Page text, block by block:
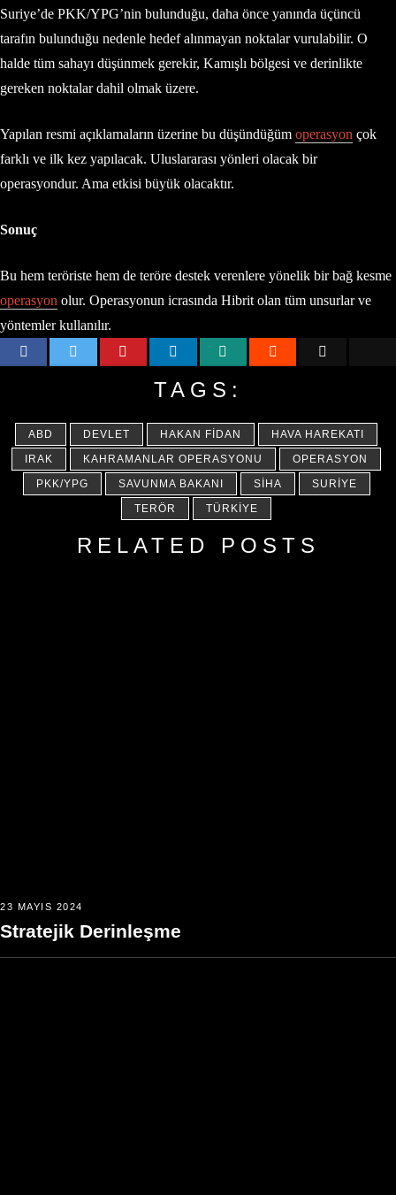
Suriye’de PKK/YPG’nin bulunduğu, daha önce yanında üçüncü
tarafın bulunduğu nedenle hedef alınmayan noktalar vurulabilir. O
halde tüm sahayı düşünmek gerekir, Kamışlı bölgesi ve derinlikte
gereken noktalar dahil olmak üzere.
Yapılan resmi açıklamaların üzerine bu düşündüğüm operasyon çok
farklı ve ilk kez yapılacak. Uluslararası yönleri olacak bir
operasyondur. Ama etkisi büyük olacaktır.
Sonuç
Bu hem teröriste hem de teröre destek verenlere yönelik bir bağ kesme
operasyon olur. Operasyonun icrasında Hibrit olan tüm unsurlar ve
yöntemler kullanılır.
TAGS:
ABD DEVLET HAKAN FIDAN
HAVA HAREKATI
IRAK
KAHRAMANLAR OPERASYONU
OPERASYON
PKK/YPG
SAVUNMA BAKANI SİHA
SURIYE
TERÖR
TÜRKIYE
RELATED POSTS
23 MAYIS 2024
Stratejik Derinleşme